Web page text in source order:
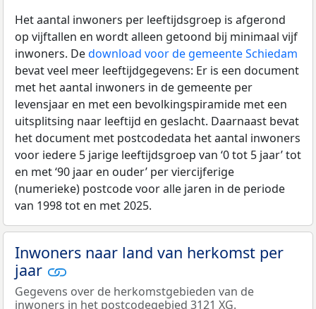
Het aantal inwoners per leeftijdsgroep is afgerond
op vijftallen en wordt alleen getoond bij minimaal vijf
inwoners. Dedownload voor de gemeente Schiedam
bevat veel meer leeftijdgegevens: Er is een document
met het aantal inwoners in de gemeente per
levensjaar en met een bevolkingspiramide met een
uitsplitsing naar leeftijd en geslacht. Daarnaast bevat
het document met postcodedata het aantal inwoners
voor iedere 5 jarige leeftijdsgroep van ‘0 tot 5 jaar’ tot
en met ‘90 jaar en ouder’ per viercijferige
(numerieke) postcode voor alle jaren in de periode
van 1998 tot en met 2025.
Inwoners naar land van herkomst per
jaar
Gegevens over de herkomstgebieden van de
inwoners in het postcodegebied 3121 XG.